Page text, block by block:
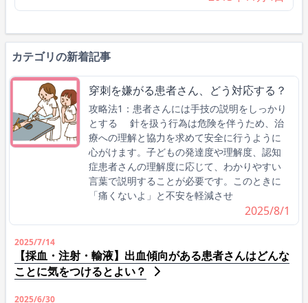
カテゴリの新着記事
穿刺を嫌がる患者さん、どう対応する？
攻略法1：患者さんには手技の説明をしっかり
とする 針を扱う行為は危険を伴うため、治
療への理解と協力を求めて安全に行うように
心がけます。子どもの発達度や理解度、認知
症患者さんの理解度に応じて、わかりやすい
言葉で説明することが必要です。このときに
「痛くないよ」と不安を軽減させ
2025/8/1
2025/7/14
【採血・注射・輸液】出血傾向がある患者さんはどんな
ことに気をつけるとよい？
2025/6/30